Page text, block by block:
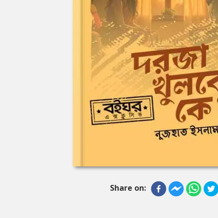
Share on: